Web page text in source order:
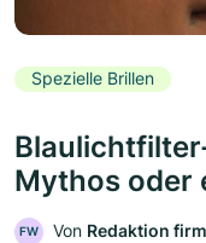
Spezielle Brillen
Mythos oder
FW Von Redaktion